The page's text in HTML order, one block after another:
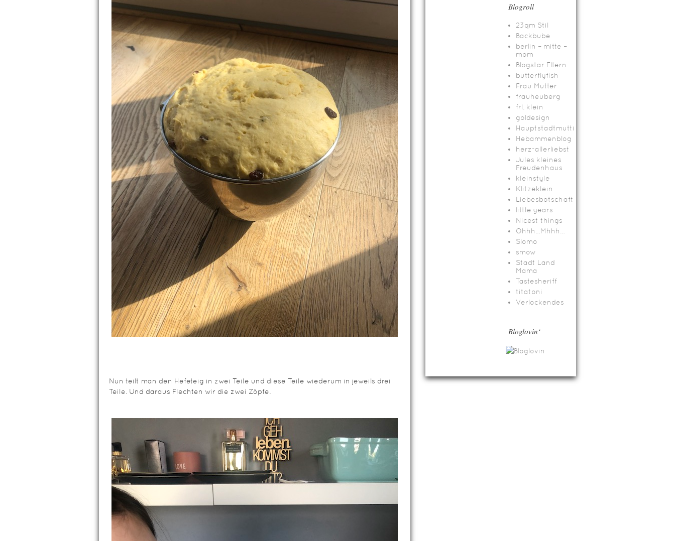
Nun teilt man den Hefeteig in zwei Teile und diese Teile wiederum in jeweils drei
Teile. Und daraus Flechten wir die zwei Zöpfe.
Blogroll
23qm Stil
Backbube
berlin – mitte –
mom
Blogstar Eltern
butterflyfish
Frau Mutter
frauheuberg
frl. klein
goldesign
Hauptstadtmutti
Hebammenblog
herz-allerliebst
Jules kleines
Freudenhaus
kleinstyle
Klitzeklein
Liebesbotschaft
little years
Nicest things
Ohhh…Mhhh…
Slomo
smow
Stadt Land
Mama
Tastesheriff
titatoni
Verlockendes
Bloglovin‘